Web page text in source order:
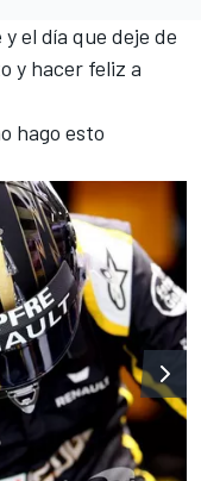
el día que deje de
y hacer feliz a
hago esto